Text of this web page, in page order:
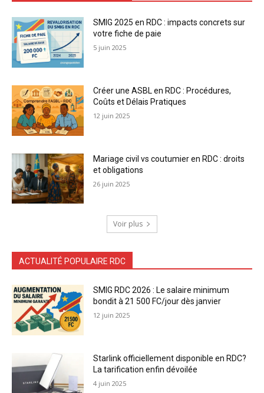
SMIG 2025 en RDC : impacts concrets sur
votre fiche de paie
5 juin 2025
Créer une ASBL en RDC : Procédures,
Coûts et Délais Pratiques
12 juin 2025
Mariage civil vs coutumier en RDC : droits
et obligations
26 juin 2025
Voir plus
ACTUALITÉ POPULAIRE RDC
SMIG RDC 2026 : Le salaire minimum
bondit à 21 500 FC/jour dès janvier
12 juin 2025
Starlink officiellement disponible en RDC?
La tarification enfin dévoilée
4 juin 2025